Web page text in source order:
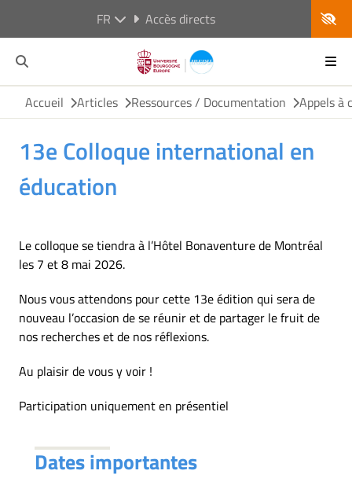
FR Accès directs
Accueil Articles Ressources / Documentation Appels à
13e Colloque international en
éducation
Le colloque se tiendra à l’Hôtel Bonaventure de Montréal
les 7 et 8 mai 2026.
Nous vous attendons pour cette 13e édition qui sera de
nouveau l’occasion de se réunir et de partager le fruit de
nos recherches et de nos réflexions.
Au plaisir de vous y voir !
Participation uniquement en présentiel
Dates importantes